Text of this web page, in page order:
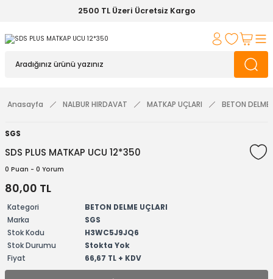
2500 TL Üzeri Ücretsiz Kargo
Anasayfa NALBUR HIRDAVAT MATKAP UÇLARI BETON DELME
SGS
SDS PLUS MATKAP UCU 12*350
0 Puan - 0 Yorum
80,00 TL
Kategori
BETON DELME UÇLARI
Marka
SGS
Stok Kodu
H3WC5J9JQ6
Stok Durumu
Stokta Yok
Fiyat
66,67 TL + KDV